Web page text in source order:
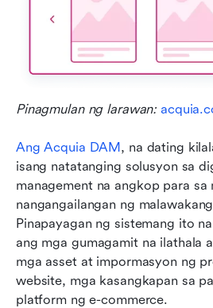
Pinagmulan ng larawan:
Ang Acquia DAM, na dating
isang natatanging solusyon sa
management na angkop para sa
nangangailangan ng
Pinapayagan ng sistemang ito
ang mga gumagamit na ilathala
mga asset at impormasyon ng
website, mga kasangkapan sa
platform ng e-commerce.